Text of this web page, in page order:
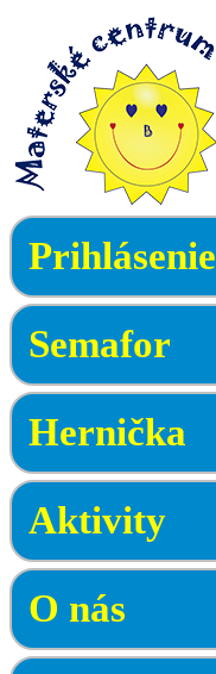
Prihlásenie
Semafor
Hernička
Aktivity
O nás